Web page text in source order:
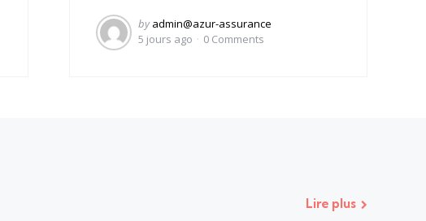
Posted
by
by admin@azur-assurance
5 jours ago
0 Comments
Lire plus